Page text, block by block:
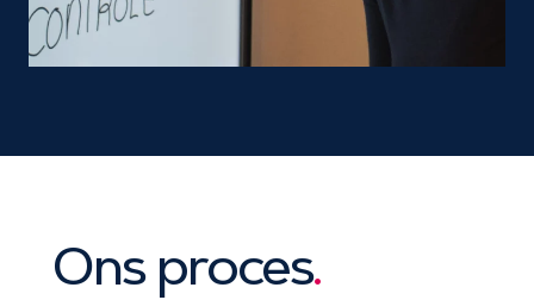
Ons proces.